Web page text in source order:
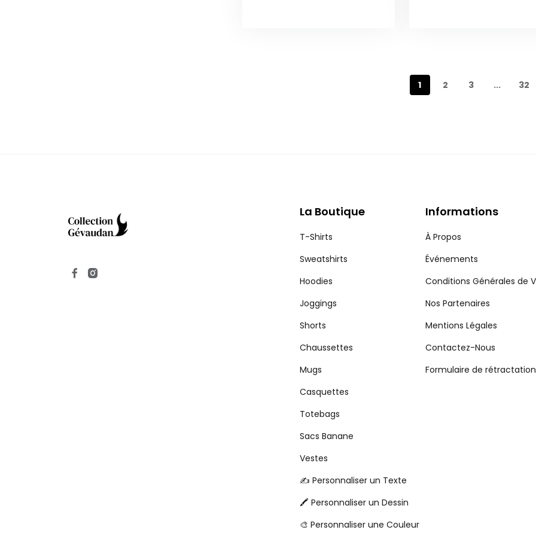
1 2 3 ... 32
La Boutique
T-Shirts
Sweatshirts
Hoodies
Joggings
Shorts
Chaussettes
Mugs
Casquettes
Totebags
Sacs Banane
Vestes
✍️ Personnaliser un Texte
🖍️ Personnaliser un Dessin
🎨 Personnaliser une Couleur
Informations
À Propos
Événements
Conditions Générales de
Nos Partenaires
Mentions Légales
Contactez-Nous
Formulaire de rétractation